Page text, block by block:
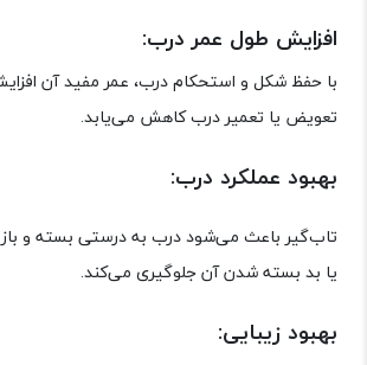
افزایش طول عمر درب:
با حفظ شکل و استحکام درب، عمر مفید آن
تعویض یا تعمیر درب کاهش می‌یابد.
بهبود عملکرد درب:
تاب‌گیر باعث می‌شود درب به درستی بسته و باز
یا بد بسته شدن آن جلوگیری می‌کند.
بهبود زیبایی: